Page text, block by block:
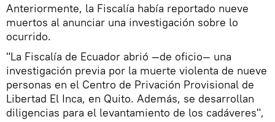
Anteriormente, la Fiscalía había reportado nueve
muertos al anunciar una investigación sobre lo
ocurrido.
"La Fiscalía de Ecuador abrió —de oficio— una
investigación previa por la muerte violenta de nueve
personas en el Centro de Privación Provisional de
Libertad El Inca, en Quito. Además, se desarrollan
diligencias para el levantamiento de los cadáveres",